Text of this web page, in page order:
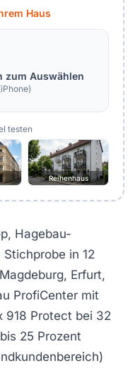
Haus
zum Auswählen
testen
Reihenhaus
Hagebau-
in 12
Erfurt,
ProfiCenter mit
918 Protect bei 32
25 Prozent